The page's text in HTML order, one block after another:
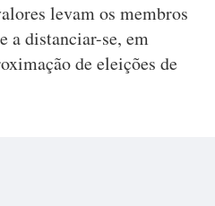
levam os membros
a distanciar-se, em
de eleições de